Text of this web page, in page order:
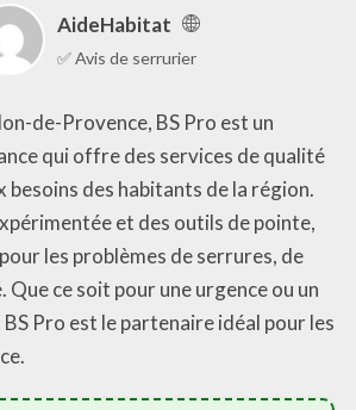
AideHabitat
✅ Avis de serrurier
de-Provence, BS Pro est un
qui offre des services de qualité
besoins des habitants de la région.
et des outils de pointe,
les problèmes de serrures, de
Que ce soit pour une urgence ou un
Pro est le partenaire idéal pour les